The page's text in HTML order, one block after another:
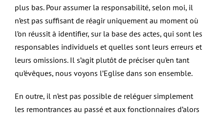
plus bas. Pour assumer la responsabilité, selon moi, il
n’est pas suffisant de réagir uniquement au moment où
l’on réussit à identifier, sur la base des actes, qui sont les
responsables individuels et quelles sont leurs erreurs et
leurs omissions. Il s’agit plutôt de préciser qu’en tant
qu’évêques, nous voyons l’Eglise dans son ensemble.
En outre, il n’est pas possible de reléguer simplement
les remontrances au passé et aux fonctionnaires d’alors